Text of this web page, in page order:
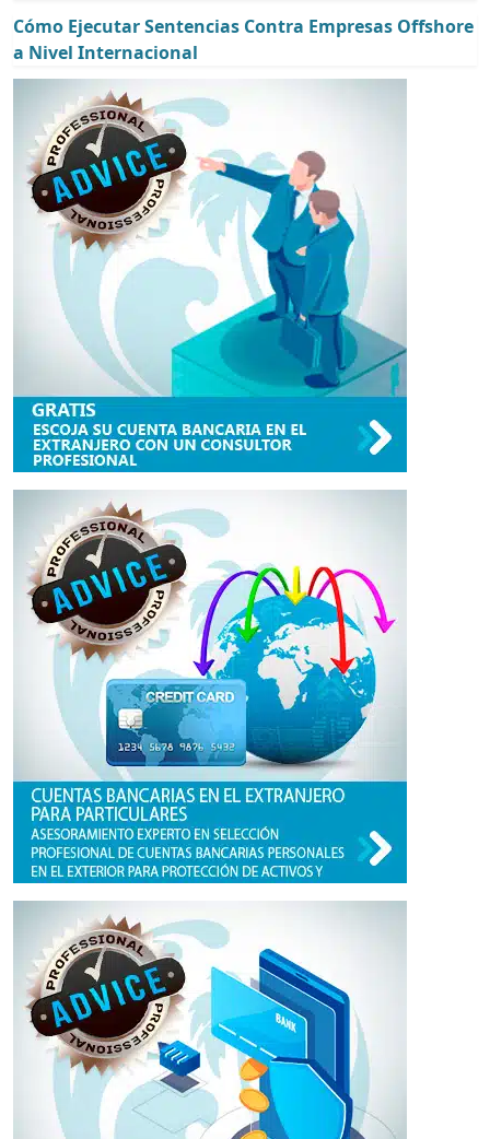
Cómo Ejecutar Sentencias Contra Empresas Offshore
a Nivel Internacional